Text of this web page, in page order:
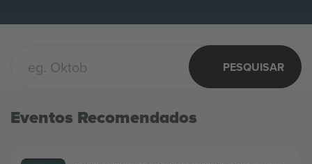
PESQUISAR
Eventos Recomendados